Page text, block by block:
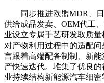
同步推进欧盟MDR、日
供给成品发卖、OEM代工
业设立专属手艺研发取质
对产物利用过程中的适配
言跟着高端配备制制、新
产快速迭代。堆集了优良
业持续结构新能源汽车细